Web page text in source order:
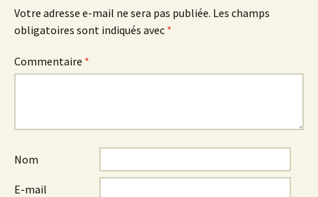
Votre adresse e-mail ne sera pas publiée. Les champs
obligatoires sont indiqués avec *
Commentaire *
Nom
E-mail